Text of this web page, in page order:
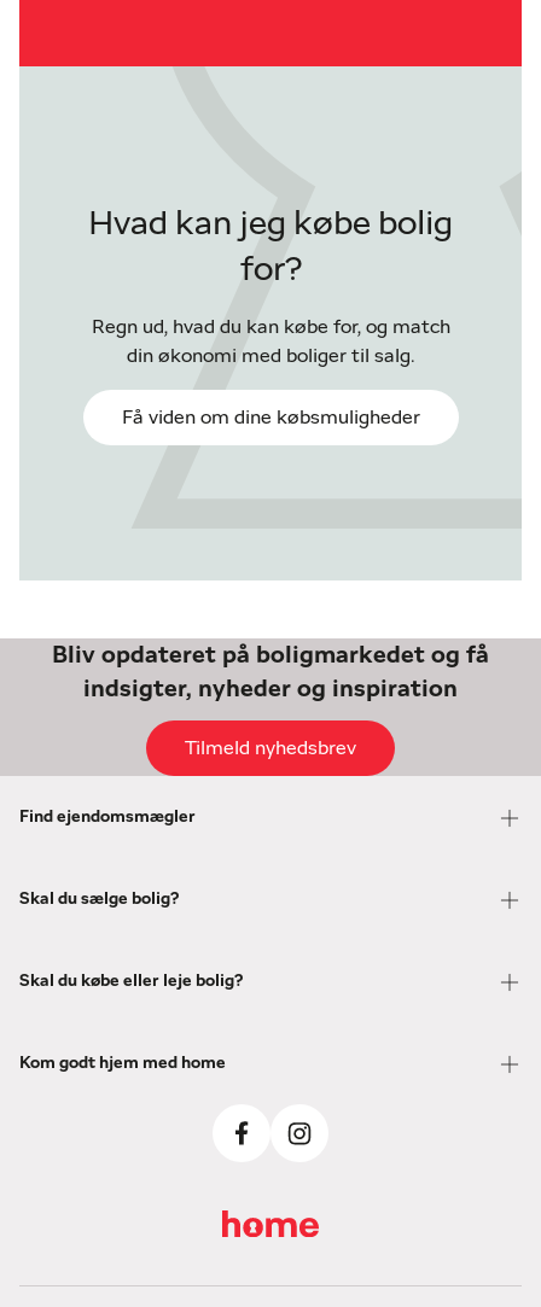
Hvad kan jeg købe bolig
for?
Regn ud, hvad du kan købe for, og match
din økonomi med boliger til salg.
Få viden om dine købsmuligheder
Bliv opdateret på boligmarkedet og få
indsigter, nyheder og inspiration
Tilmeld nyhedsbrev
Find ejendomsmægler
Skal du sælge bolig?
Skal du købe eller leje bolig?
Kom godt hjem med home